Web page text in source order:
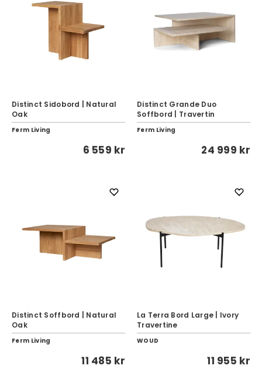
Distinct Sidobord | Natural
Oak
Ferm Living
6 559 kr
Distinct Grande Duo
Soffbord | Travertin
Ferm Living
24 999 kr
Distinct Soffbord | Natural
Oak
Ferm Living
11 485 kr
La Terra Bord Large | Ivory
Travertine
WOUD
11 955 kr